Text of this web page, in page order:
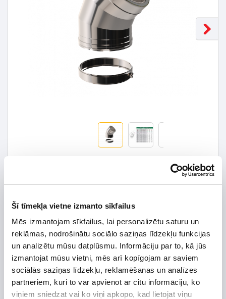
Šī tīmekļa vietne izmanto sīkfailus
Mēs izmantojam sīkfailus, lai personalizētu saturu un
reklāmas, nodrošinātu sociālo saziņas līdzekļu funkcijas
un analizētu mūsu datplūsmu. Informāciju par to, kā jūs
izmantojat mūsu vietni, mēs arī kopīgojam ar saviem
sociālās saziņas līdzekļu, reklamēšanas un analīzes
partneriem, kuri to var apvienot ar citu informāciju, ko
viņiem sniedzat vai ko viņi apkopo, kad lietojat viņu
91,73 € *
Užsakomoji prekė. Teirautis tel.:
Preces apraksts
Uzdot jautājumu par preci